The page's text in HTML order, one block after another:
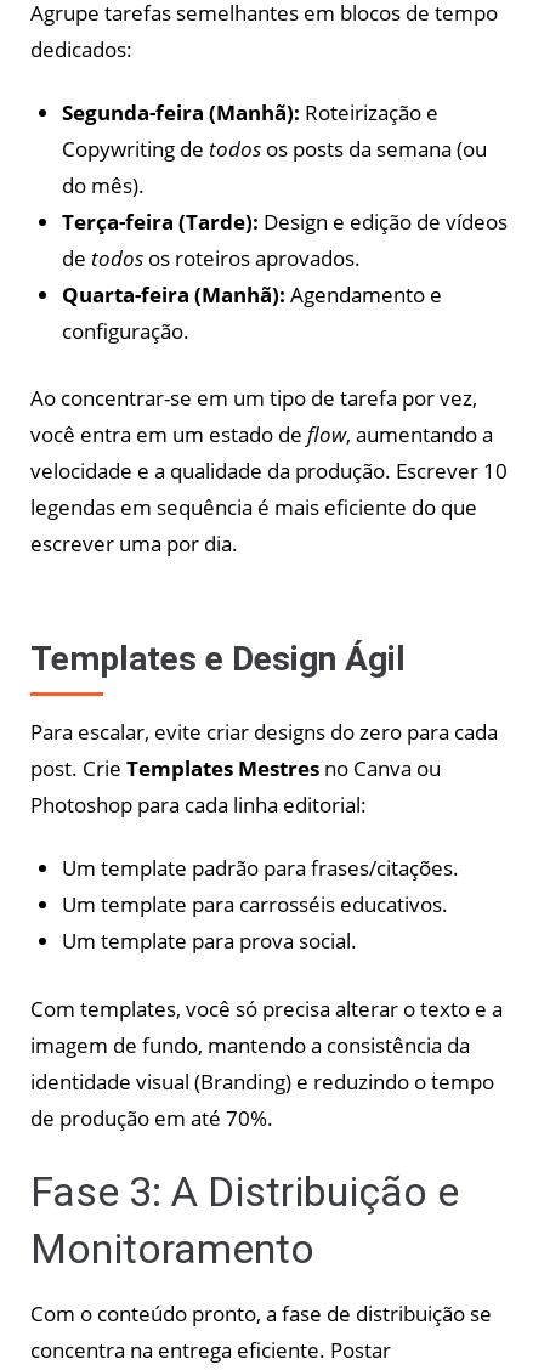
Agrupe tarefas semelhantes em blocos de tempo
dedicados:
Segunda-feira (Manhã): Roteirização e
Copywriting de todosos posts da semana (ou
do mês).
Terça-feira (Tarde): Design e edição de vídeos
de todosos roteiros aprovados.
Quarta-feira (Manhã): Agendamento e
configuração.
Ao concentrar-se em um tipo de tarefa por vez,
você entra em um estado de flow, aumentando a
velocidade e a qualidade da produção. Escrever 10
legendas em sequência é mais eficiente do que
escrever uma por dia.
Templates e Design Ágil
Para escalar, evite criar designs do zero para cada
post. Crie Templates Mestres no Canva ou
Photoshop para cada linha editorial:
Um template padrão para frases/citações.
Um template para carrosséis educativos.
Um template para prova social.
Com templates, você só precisa alterar o texto e a
imagem de fundo, mantendo a consistência da
identidade visual (Branding) e reduzindo o tempo
de produção em até 70%.
Fase 3: A Distribuição e
Monitoramento
Com o conteúdo pronto, a fase de distribuição se
concentra na entrega eficiente. Postar